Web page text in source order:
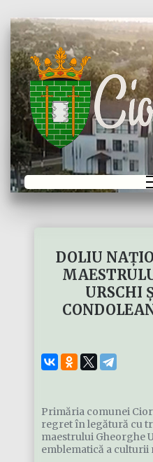
DOLIU
URSCHI
Primăria comunei
regret în legătură cu
maestrului Gheorghe
emblematică a culturii